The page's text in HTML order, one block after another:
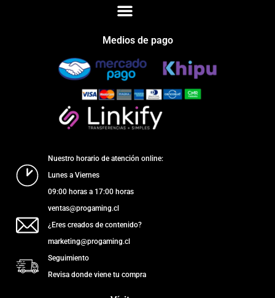
Medios de pago
Nuestro horario de atención online:
Lunes a Viernes
09:00 horas a 17:00 horas
ventas@progaming.cl
¿Eres creados de contenido?
marketing@progaming.cl
Seguimiento
Revisa donde viene tu compra